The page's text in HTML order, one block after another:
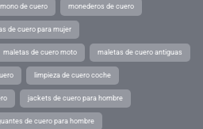
mono de cuero monederos de cuero
de cuero para mujer
maletas de cuero moto maletas de cuero antiguas
limpieza de cuero coche
jackets de cuero para hombre
de cuero para hombre